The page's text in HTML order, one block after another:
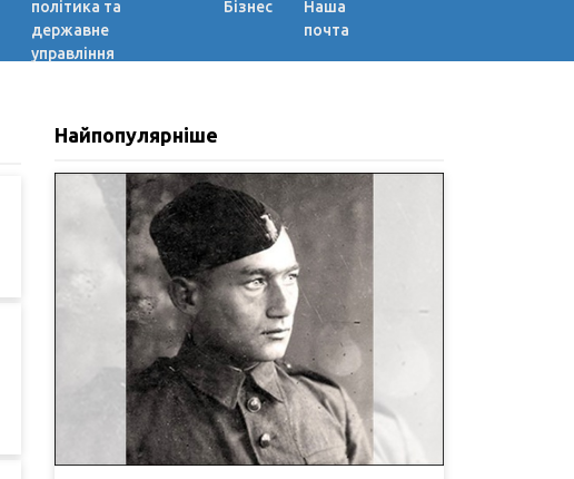
політика та
державне
управління
Бізнес
Наша
почта
Найпопулярніше